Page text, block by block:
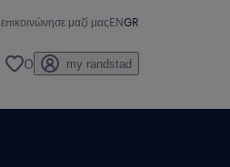
επικοινώνησε μαζί μαςENGR
0 my randstad